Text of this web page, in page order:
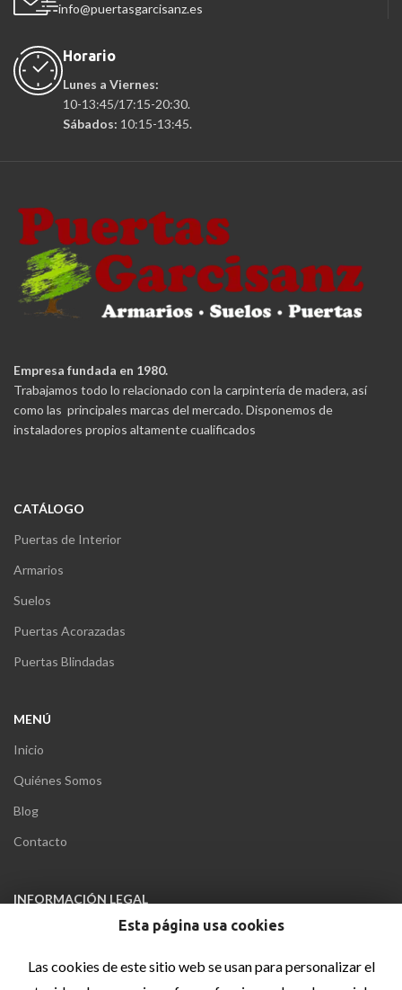
info@puertasgarcisanz.es
Horario
Lunes a Viernes:
10-13:45/17:15-20:30.
Sábados: 10:15-13:45.
Empresa fundada en 1980.
Trabajamos todo lo relacionado con la carpintería de madera, así
como las principales marcas del mercado. Disponemos de
instaladores propios altamente cualificados
CATÁLOGO
Puertas de Interior
Armarios
Suelos
Puertas Acorazadas
Puertas Blindadas
MENÚ
Inicio
Quiénes Somos
Blog
Contacto
INFORMACIÓN LEGAL
Política de privacidad
Esta página usa cookies
Las cookies de este sitio web se usan para personalizar el